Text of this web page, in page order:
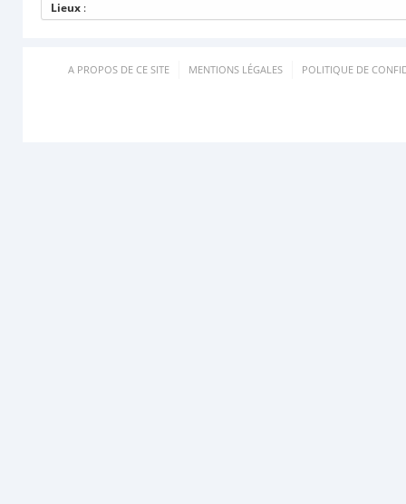
Lieux :
A PROPOS DE CE SITE MENTIONS LÉGALES POLITIQUE DE